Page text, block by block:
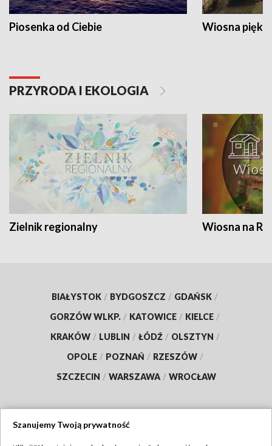
Piosenka od Ciebie Wiosna
PRZYRODA I EKOLOGIA
Zielnik regionalny Wiosna na
BIAŁYSTOK / BYDGOSZCZ / GDAŃSK /
GORZÓW WLKP. / KATOWICE / KIELCE /
KRAKÓW / LUBLIN / ŁÓDŹ / OLSZTYN /
OPOLE / POZNAŃ / RZESZÓW /
SZCZECIN / WARSZAWA / WROCŁAW
Szanujemy Twoją prywatność